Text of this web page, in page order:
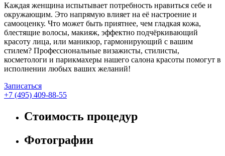
Каждая женщина испытывает потребность нравиться себе и
окружающим. Это напрямую влияет на её настроение и
самооценку. Что может быть приятнее, чем гладкая кожа,
блестящие волосы, макияж, эффектно подчёркивающий
красоту лица, или маникюр, гармонирующий с вашим
стилем? Профессиональные визажисты, стилисты,
косметологи и парикмахеры нашего салона красоты помогут в
исполнении любых ваших желаний!
Записаться
+7 (495) 409-88-55
Стоимость процедур
Фотографии